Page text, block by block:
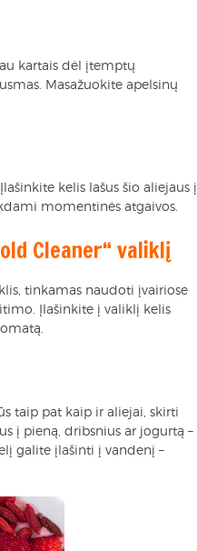
kartais dėl įtemptų
Masažuokite apelsinų
kelis lašus šio aliejaus į
momentinės atgaivos.
Cleaner“ valiklį
tinkamas naudoti įvairiose
Įlašinkite į valiklį kelis
taip pat kaip ir aliejai, skirti
į pieną, dribsnius ar jogurtą –
galite įlašinti į vandenį –